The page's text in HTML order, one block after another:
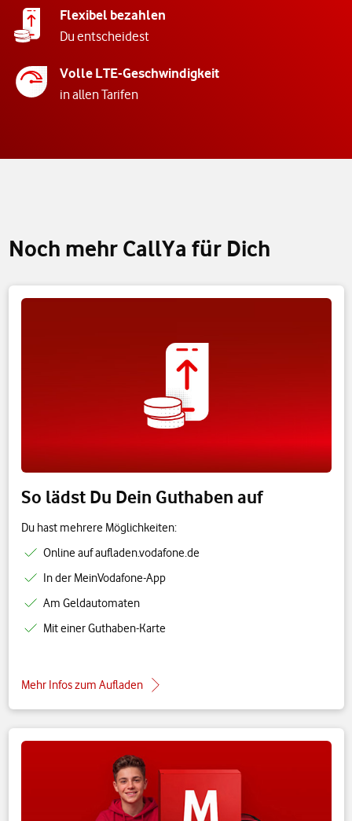
Flexibel bezahlen
Du entscheidest
Volle LTE-Geschwindigkeit
in allen Tarifen
Noch mehr CallYa für Dich
So lädst Du Dein Guthaben auf
Du hast mehrere Möglichkeiten:
Online auf aufladen.vodafone.de
In der MeinVodafone-App
Am Geldautomaten
Mit einer Guthaben-Karte
Mehr Infos zum Aufladen